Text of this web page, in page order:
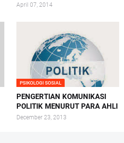
April 07, 2014
PSIKOLOGI SOSIAL
PENGERTIAN KOMUNIKASI
POLITIK MENURUT PARA AHLI
December 23, 2013